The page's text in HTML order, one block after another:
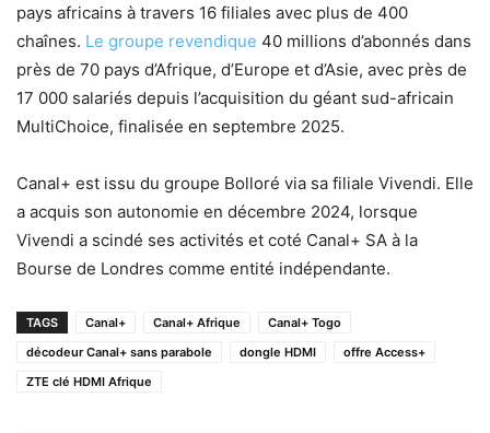
pays africains à travers 16 filiales avec plus de 400
chaînes. Le groupe revendique 40 millions d’abonnés dans
près de 70 pays d’Afrique, d’Europe et d’Asie, avec près de
17 000 salariés depuis l’acquisition du géant sud-africain
MultiChoice, finalisée en septembre 2025.
Canal+ est issu du groupe Bolloré via sa filiale Vivendi. Elle
a acquis son autonomie en décembre 2024, lorsque
Vivendi a scindé ses activités et coté Canal+ SA à la
Bourse de Londres comme entité indépendante.
TAGS Canal+ Canal+ Afrique
Canal+ Togo
décodeur Canal+ sans parabole
dongle HDMI
offre Access+
ZTE clé HDMI Afrique